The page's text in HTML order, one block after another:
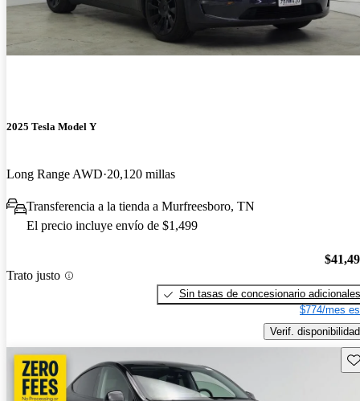
2025 Tesla Model Y
Long Range AWD 20,120 millas
Transferencia a la tienda a Murfreesboro, TN
El precio incluye envío de $1,499
Trato justo
Sin tasas de concesionario adicionales
$774/mes
Verif. disponibilidad